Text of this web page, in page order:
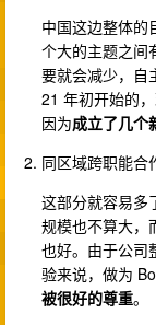
中国这边整体的
个大的主题之间
要就会减少，自
21 年初开始的
因为成立了几个
同区域跨职能合
这部分就容易多
规模也不算大，
也好。由于公司
验来说，做为
被很好的尊重。